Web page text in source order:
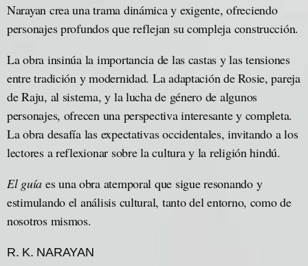
Narayan crea una trama dinámica y exigente, ofreciendo
personajes profundos que reflejan su compleja construcción.
La obra insinúa la importancia de las castas y las tensiones
entre tradición y modernidad. La adaptación de Rosie, pareja
de Raju, al sistema, y la lucha de género de algunos
personajes, ofrecen una perspectiva interesante y completa.
La obra desafía las expectativas occidentales, invitando a los
lectores a reflexionar sobre la cultura y la religión hindú.
El guía es una obra atemporal que sigue resonando y
estimulando el análisis cultural, tanto del entorno, como de
nosotros mismos.
R. K. NARAYAN